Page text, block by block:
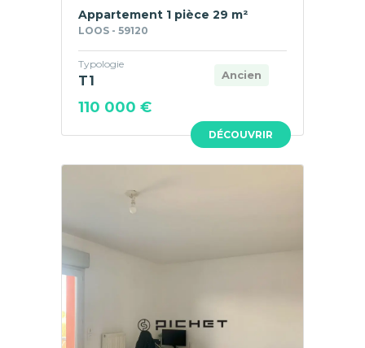
DÉCOUVRIR
Appartement 1 pièce 29 m²
LOOS - 59120
Ancien
Typologie
T1
110 000 €